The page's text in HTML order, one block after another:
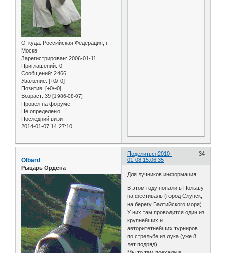
Откуда: Российская Федерация, г.
Москв
Зарегистрирован: 2006-01-11
Приглашений: 0
Сообщений: 2466
Уважение: [+0/-0]
Позитив: [+0/-0]
Возраст: 39 [1986-08-07]
Провел на форуме:
Не определено
Последний визит:
2014-01-07 14:27:10
Поделиться 34
2010-
01-08 15:06:35
Olbard
Рыцарь Ордена
Для лучников информация:
В этом году попали в Польшу
на фестиваль (город Слупск,
на берегу Балтийского моря).
У них там проводится один из
крупнейших и
авторитетнейших турниров
по стрельбе из лука (уже 8
лет подряд).